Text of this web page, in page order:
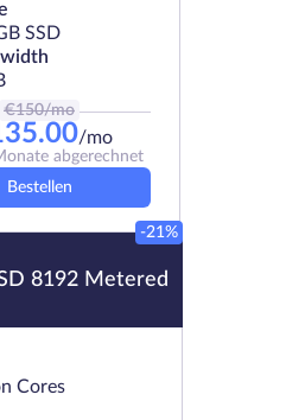
SSD
€150/mo
/mo
abgerechnet
Bestellen
8192 Metered
-21%
Cores